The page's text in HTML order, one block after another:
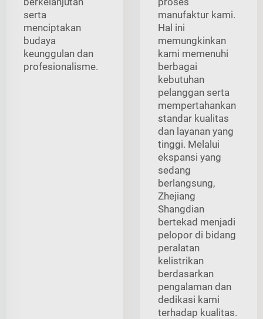
serta
menciptakan
budaya
keunggulan dan
profesionalisme.
manufaktur kami.
Hal ini
memungkinkan
kami memenuhi
berbagai
kebutuhan
pelanggan serta
mempertahankan
standar kualitas
dan layanan yang
tinggi. Melalui
ekspansi yang
sedang
berlangsung,
Zhejiang
Shangdian
bertekad menjadi
pelopor di bidang
peralatan
kelistrikan
berdasarkan
pengalaman dan
dedikasi kami
terhadap kualitas.